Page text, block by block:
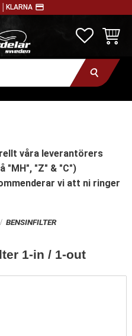
KLARNA payment
våra leverantörers
"MH", "Z" & "C")
vi att ni ringer
BENSINFILTER
1-in / 1-out